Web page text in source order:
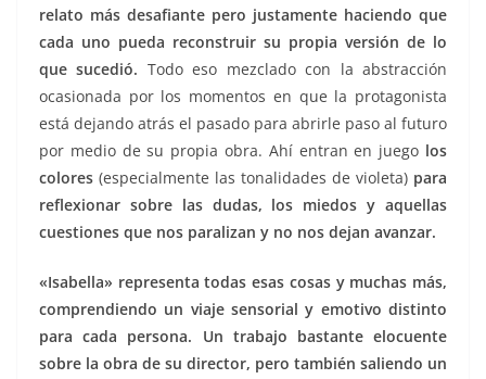
relato más desafiante pero justamente haciendo que
cada uno pueda reconstruir su propia versión de lo
que sucedió. Todo eso mezclado con la abstracción
ocasionada por los momentos en que la protagonista
está dejando atrás el pasado para abrirle paso al futuro
por medio de su propia obra. Ahí entran en juego los
colores (especialmente las tonalidades de violeta) para
reflexionar sobre las dudas, los miedos y aquellas
cuestiones que nos paralizan y no nos dejan avanzar.
«Isabella» representa todas esas cosas y muchas más,
comprendiendo un viaje sensorial y emotivo distinto
para cada persona. Un trabajo bastante elocuente
sobre la obra de su director, pero también saliendo un